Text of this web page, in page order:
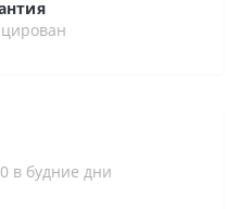
в будние дни